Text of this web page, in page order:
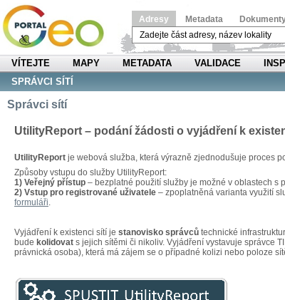
Adresy Metadata
VÍTEJTE MAPY METADATA VALIDACE
SPRÁVCI SÍTÍ
Správci sítí
UtilityReport – podání žádosti o vyjádření k
UtilityReport je webová služba, která výrazně zjednodušuje proces
Způsoby vstupu do služby UtilityReport:
1) Veřejný přístup – bezplatné použití služby je možné v oblastech s
2) Vstup pro registrované uživatele – zpoplatněná varianta využití
formuláři.
Vyjádření k existenci sítí je stanovisko správců technické
bude kolidovat s jejich sítěmi či nikoliv. Vyjádření vystavuje správce
právnická osoba), která má zájem se o případné kolizi nebo poloze